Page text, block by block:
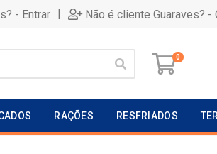
- Entrar | Não é cliente Guaraves? -
0
RAÇÕES RESFRIADOS